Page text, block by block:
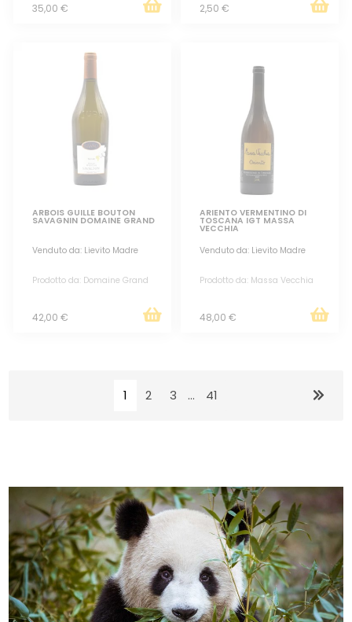
35,00 € 2,50 €
ARBOIS GUILLE BOUTON
SAVAGNIN DOMAINE GRAND
Venduto da: Lievito Madre
Prodotto da: Domaine Grand
42,00 €
ARIENTO VERMENTINO DI
TOSCANA IGT MASSA
VECCHIA
Venduto da: Lievito Madre
Prodotto da: Massa Vecchia
48,00 €
1 2 3 ... 41